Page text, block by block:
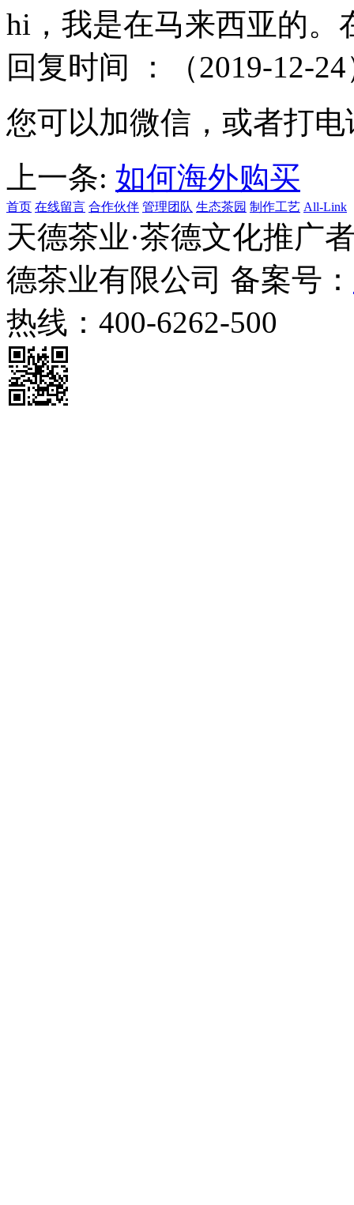
hi，我是在马来西亚的。
回复时间 ：（2019-12-
您可以加微信，或者打电
上一条: 如何海外购买
首页 在线留言 合作伙伴 管理团队 生态茶园 制作工艺 All-Link
天德茶业·茶德文化推广
德茶业有限公司 备案号：
热线：400-6262-500